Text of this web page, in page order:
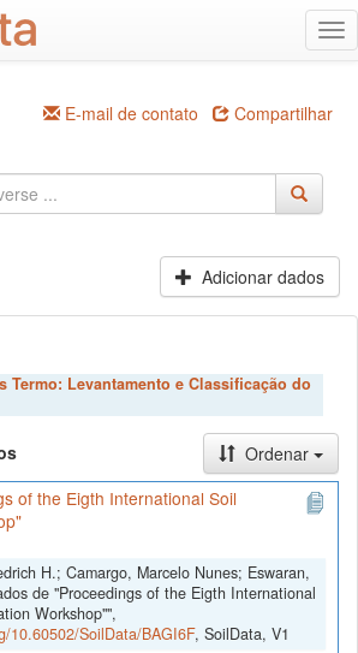
E-mail de contato Compartilhar
Adicionar dados
Termo: Levantamento e Classificação do
Ordenar
of the Eigth International Soil
H.; Camargo, Marcelo Nunes; Eswaran,
de "Proceedings of the Eigth International
Workshop"",
10.60502/SoilData/BAGI6F, SoilData, V1